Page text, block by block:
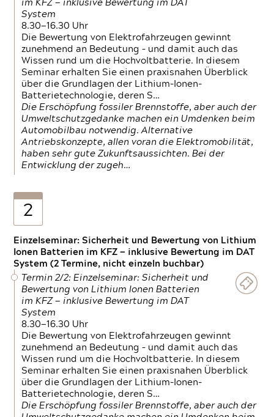
im KFZ — inklusive Bewertung im DAT
System
8.30—16.30 Uhr
Die Bewertung von Elektrofahrzeugen gewinnt
zunehmend an Bedeutung – und damit auch das
Wissen rund um die Hochvoltbatterie. In diesem
Seminar erhalten Sie einen praxisnahen Überblick
über die Grundlagen der Lithium-Ionen-
Batterietechnologie, deren S…
Die Erschöpfung fossiler Brennstoffe, aber auch der
Umweltschutzgedanke machen ein Umdenken beim
Automobilbau notwendig. Alternative
Antriebskonzepte, allen voran die Elektromobilität,
haben sehr gute Zukunftsaussichten. Bei der
Entwicklung der zugeh…
2
Einzelseminar: Sicherheit und Bewertung von Lithium
Ionen Batterien im KFZ — inklusive Bewertung im DAT
System (2 Termine, nicht einzeln buchbar)
Termin 2/2: Einzelseminar: Sicherheit und
Bewertung von Lithium Ionen Batterien
im KFZ — inklusive Bewertung im DAT
System
8.30—16.30 Uhr
Die Bewertung von Elektrofahrzeugen gewinnt
zunehmend an Bedeutung – und damit auch das
Wissen rund um die Hochvoltbatterie. In diesem
Seminar erhalten Sie einen praxisnahen Überblick
über die Grundlagen der Lithium-Ionen-
Batterietechnologie, deren S…
Die Erschöpfung fossiler Brennstoffe, aber auch der